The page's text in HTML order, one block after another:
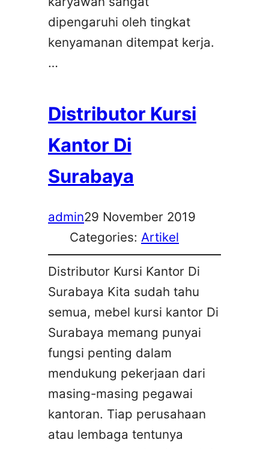
dipengaruhi oleh tingkat
kenyamanan ditempat kerja.
…
Distributor Kursi
Kantor Di
Surabaya
admin29 November 2019
Categories: Artikel
Distributor Kursi Kantor Di
Surabaya Kita sudah tahu
semua, mebel kursi kantor Di
Surabaya memang punyai
fungsi penting dalam
mendukung pekerjaan dari
masing-masing pegawai
kantoran. Tiap perusahaan
atau lembaga tentunya